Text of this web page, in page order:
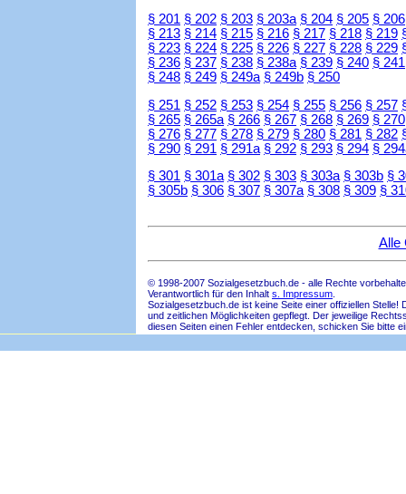
§ 201 § 202 § 203 § 203a § 204 § 205 § 206
§ 213 § 214 § 215 § 216 § 217 § 218 § 219
§ 223 § 224 § 225 § 226 § 227 § 228 § 229
§ 236 § 237 § 238 § 238a § 239 § 240 § 241
§ 248 § 249 § 249a § 249b § 250
§ 251 § 252 § 253 § 254 § 255 § 256 § 257
§ 265 § 265a § 266 § 267 § 268 § 269 § 270
§ 276 § 277 § 278 § 279 § 280 § 281 § 282
§ 290 § 291 § 291a § 292 § 293 § 294 §
§ 301 § 301a § 302 § 303 § 303a § 303b §
§ 305b § 306 § 307 § 307a § 308 § 309 §
Alle
© 1998-2007 Sozialgesetzbuch.de - alle Rechte
Verantwortlich für den Inhalt s. Impressum
Sozialgesetzbuch.de ist keine Seite einer offiziellen
und zeitlichen Möglichkeiten gepflegt. Der jeweilige
diesen Seiten einen Fehler entdecken, schicken Sie bitte